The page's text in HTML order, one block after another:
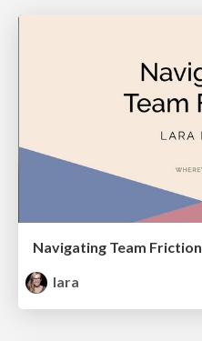
Navigating Team Friction
lara